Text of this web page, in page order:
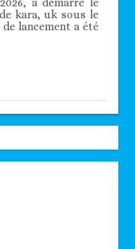
a démarré le
kara, uk sous le
lancement a été